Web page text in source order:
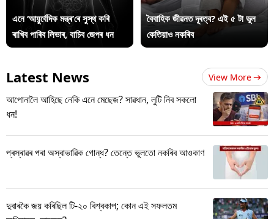
এনে ‘আয়ুৰ্বেদিক মন্ত্ৰ’ৰে সুস্থ কৰি
ৰাখিব পাৰিব লিভাৰ, বাচিব জেপৰ ধন
বৈবাহিক জীৱনত দূৰত্ব? এই ৫ টা ভুল
কেতিয়াও নকৰিব
Latest News View More
আপোনালৈ আহিছে নেকি এনে মেছেজ? সাৱধান, লুটি নিব সকলো
ধন!
প্ৰস্ৰাৱৰ পৰা অস্বাভাৱিক গোন্ধ? তেন্তে ভুলতো নকৰিব আওকাণ
দুবাৰকৈ জয় কৰিছিল টি-২০ বিশ্বকাপ; কোন এই সফলতম